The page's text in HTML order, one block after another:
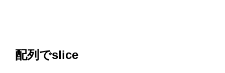
配列でslice